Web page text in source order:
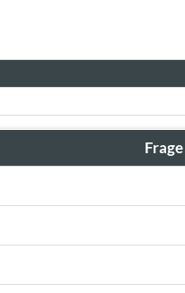
Frage